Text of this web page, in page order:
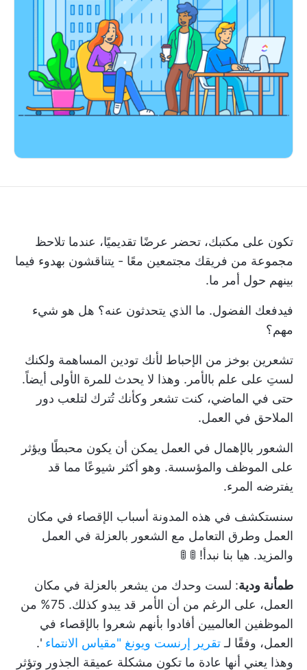
تكون على مكتبك، تحضر عرضًا تقديميًا، عندما تلاحظ
مجموعة من فريقك مجتمعين معًا - يتناقشون بهدوء فيما
بينهم حول أمر ما.
فيدفعك الفضول. ما الذي يتحدثون عنه؟ هل هو شيء
مهم؟
تشعرين بوخز من الإحباط لأنك تودين المساهمة ولكنك
لستِ على علم بالأمر. وهذا لا يحدث للمرة الأولى أيضاً.
حتى في الماضي، كنت تشعر وكأنك تُترك لتلعب دور
الملاحق في العمل.
الشعور بالإهمال في العمل يمكن أن يكون محبطًا ويؤثر
على الموظف والمؤسسة. وهو أكثر شيوعًا مما قد
يفترضه المرء.
سنستكشف في هذه المدونة أسباب الإقصاء في مكان
العمل وطرق التعامل مع الشعور بالعزلة في العمل
والمزيد. هيا بنا نبدأ! 🚦 🚦
طمأنة ودية: لست وحدك من يشعر بالعزلة في مكان
العمل، على الرغم من أن الأمر قد يبدو كذلك. 75% من
الموظفين العالميين أفادوا بأنهم شعروا بالإقصاء في
العمل، وفقًا لـ تقرير إرنست ويونغ "مقياس الانتماء '.
وهذا يعني أنها عادة ما تكون مشكلة عميقة الجذور وتؤثر